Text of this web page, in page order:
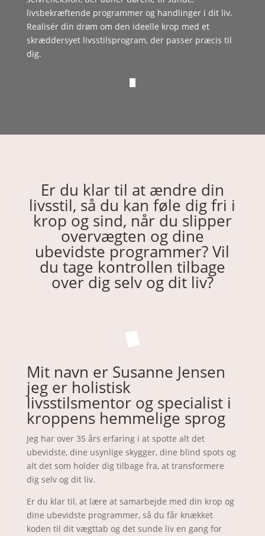
livsbekræftende programmer og handlinger i dit liv.
Realisér din drøm om den ideelle krop med et
skræddersyet livsstilsprogram, der passer præcis til
dig.
Er du klar til at ændre din
livsstil, så du kan føle dig fri i
krop og sind, når du slipper
overvægten og dine
ubevidste programmer? Vil
du tage kontrollen tilbage
over dig selv og dit liv?
Mit navn er Susanne Jensen
jeg er holistisk
livsstilsmentor og specialist i
kroppens hemmelige sprog
Jeg har over 35 års erfaring i at spotte alt det
ubevidste, dine usynlige skygger, dine blind spots og
alt det som holder dig tilbage fra, at transformere
dig selv og dit liv.
Er du klar til, at lære at samarbejde med din krop og
dine ubevidste programmer, så du får knækket
koden til dit vægttab og det sunde liv en gang for